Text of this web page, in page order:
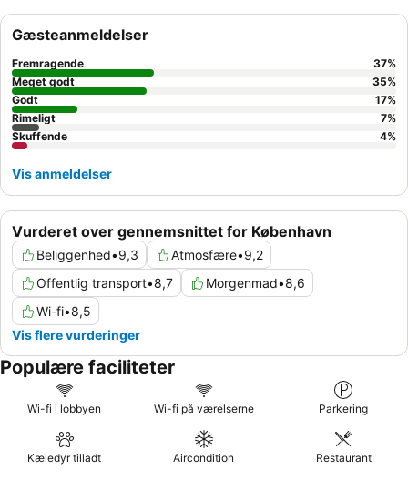
mere roligt ophold kan du overveje at anmode om et værelse
mod haven.
Vurderet over gennemsnittet for København
Beliggenhed•9,3 Atmosfære•9,2
Offentlig transport•8,7 Morgenmad•8,6
Wi-fi•8,5
Vis flere vurderinger
Gæsteanmeldelser
Fremragende 37%
Meget godt
35%
Godt
17%
Rimeligt
7%
Skuffende
4%
Vis anmeldelser
Populære faciliteter
Wi-fi i lobbyen Wi-fi på værelserne Parkering
Kæledyr tilladt Aircondition Restaurant